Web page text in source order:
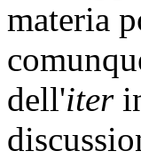
materia
dell'iter